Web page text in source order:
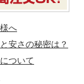
へ
安さの秘密は？
ついて